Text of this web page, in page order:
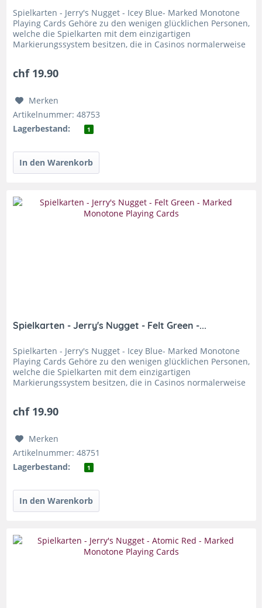
Spielkarten - Jerry's Nugget - Icey Blue- Marked Monotone
Playing Cards Gehöre zu den wenigen glücklichen Personen,
welche die Spielkarten mit dem einzigartigen
Markierungssystem besitzen, die in Casinos normalerweise
chf 19.90
Merken
Artikelnummer: 48753
Lagerbestand:
1
Spielkarten - Jerry's Nugget - Felt Green -...
Spielkarten - Jerry's Nugget - Icey Blue- Marked Monotone
Playing Cards Gehöre zu den wenigen glücklichen Personen,
welche die Spielkarten mit dem einzigartigen
Markierungssystem besitzen, die in Casinos normalerweise
chf 19.90
Merken
Artikelnummer: 48751
Lagerbestand:
1